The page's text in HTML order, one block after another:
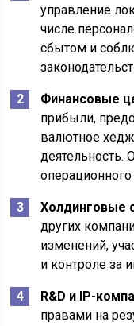
управление
числе
сбытом и
Финансовые
прибыли,
валютное
деятельность.
операционного
Холдинговые
других
изменений,
и контроле за
R&D и IP-
правами на